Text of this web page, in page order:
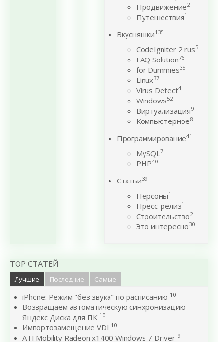
Продвижение2
Путешествия1
Вкусняшки135
CodeIgniter 2 rus5
FAQ Solution76
for Dummies35
Linux37
Virus Detect4
Windows52
Виртуализация9
Компьютерное8
Программирование41
MySQL 7
PHP40
Статьи39
Персоны1
Пресс-релиз1
Строительство2
Это интересно30
TOP СТАТЕЙ
Лучшие Последние Самые
iPhone: Режим "без звука" по расписанию 10
Возвращаем автоматическую синхронизацию
Яндекс Диска для ПК 10
Импортозамещение VDI 10
ATI Mobility Radeon x1400 Windows 7 Driver 9